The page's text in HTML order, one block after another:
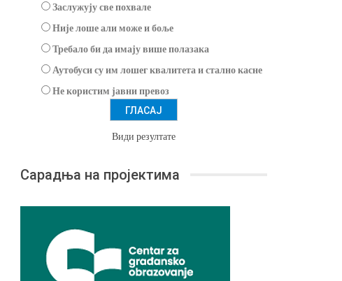
Заслужују све похвале
Није лоше али може и боље
Требало би да имају више полазака
Аутобуси су им лошег квалитета и стално касне
Не користим јавни превоз
Види резултате
Сарадња на пројектима